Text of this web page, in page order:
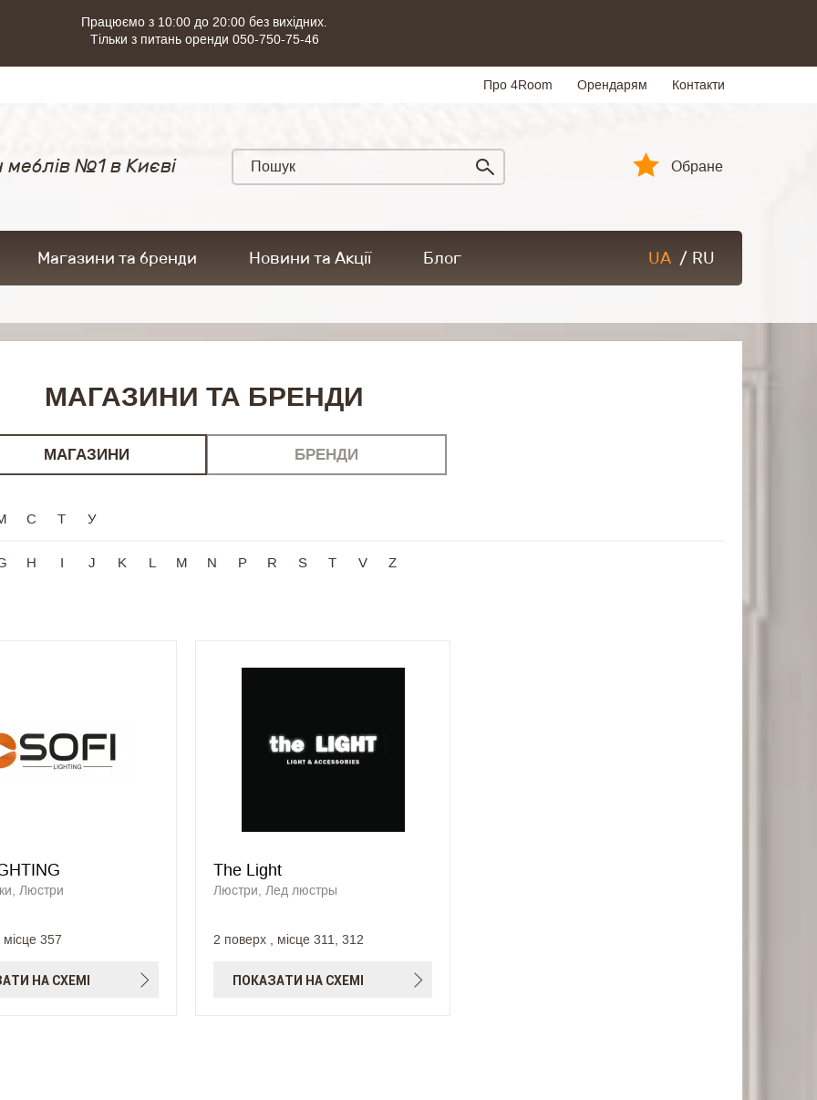
Працюємо з 10:00 до 20:00 без вихідних.
Тільки з питань оренди 050-750-75-46
Про 4Room Орендарям Контакти
№1 в Києві Обране
Магазини та бренди Новини та Акції Блог UA / RU
МАГАЗИНИ ТА БРЕНДИ
МАГАЗИНИ БРЕНДИ
С Т У
H I J K L M N P R S T V Z
Люстри
357
НА СХЕМІ
The Light
Люстри, Лед люстры
2 поверх , місце 311, 312
ПОКАЗАТИ НА СХЕМІ